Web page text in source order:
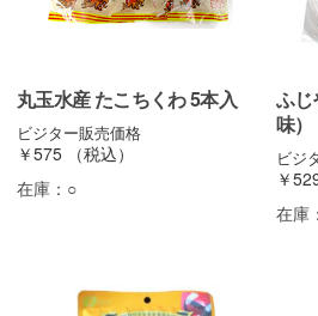
丸玉水産 たこちくわ 5本入
ビジター販売価格
￥575
（税込）
在庫： ○
ふじ
味）
ビジ
￥
在庫：